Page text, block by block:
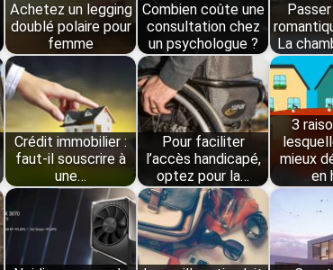
Achetez un legging
doublé polaire pour
femme
Combien coûte une
consultation chez
un psychologue ?
La
Crédit immobilier :
faut-il souscrire à
une…
Pour faciliter
l’accès handicapé,
optez pour la…
3
mieux
en